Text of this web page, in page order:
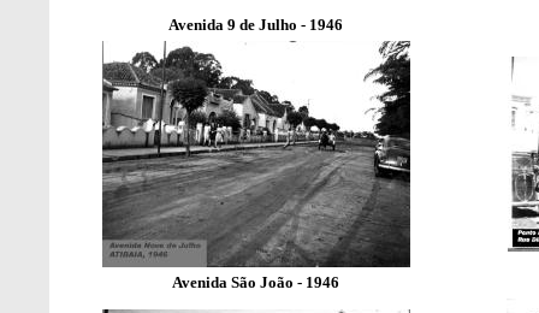
Avenida 9 de Julho - 1946
Avenida São João - 1946